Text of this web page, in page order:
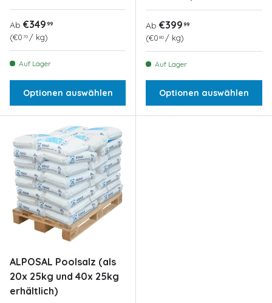
Normaler Preis
Ab €349 99
Grundpreis
€0 70 / kg
Auf Lager
Optionen auswählen
Normaler Preis
Ab €399 99
Grundpreis
€0 80 / kg
Auf Lager
Optionen auswählen
ALPOSAL Poolsalz (als
20x 25kg und 40x 25kg
erhältlich)